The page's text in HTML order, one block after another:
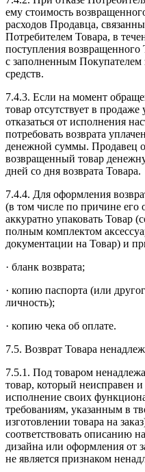
ему стоимость
расходов Продавца,
Потребителем Товара, в
поступления возвращенного
с заполненным Покупателем
средств.
7.4.3. Если на момент
товар отсутствует в
отказаться от исполнения
потребовать возврата
денежной суммы. Продавец
возвращенный товар
дней со дня возврата Товара.
7.4.4. Для оформления
(в том числе по причине его
аккуратно упаковать Товар
полным комплектом
документации на Товар) и
· бланк возврата;
· копию паспорта (или
личность);
· копию чека об оплате.
7.5. Возврат Товара
7.5.1. Под товаром
товар, который неисправен
исполнение своих
требованиям, указанным в
изготовлении товара на
соответствовать описанию
дизайна или оформления от
не является признаком